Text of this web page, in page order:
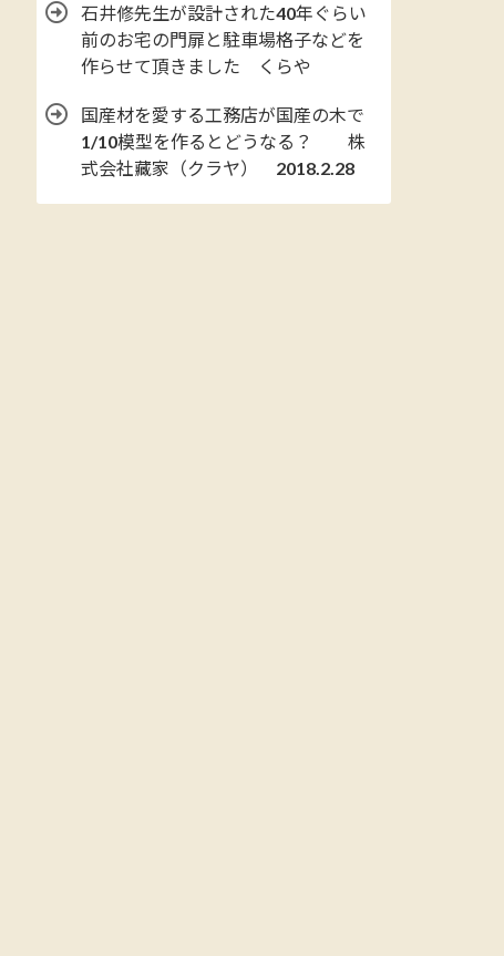
石井修先生が設計された40年ぐらい
前のお宅の門扉と駐車場格子などを
作らせて頂きました くらや
国産材を愛する工務店が国産の木で
1/10模型を作るとどうなる？ 株
式会社藏家（クラヤ） 2018.2.28